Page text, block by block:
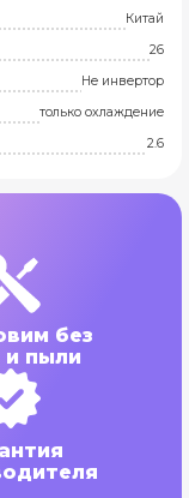
Китай
26
Не инвертор
только охлаждение
2.6
без
пыли